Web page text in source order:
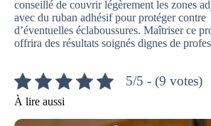
conseillé de couvrir légèrement les zones
avec du ruban adhésif pour protéger contre
d’éventuelles éclaboussures. Maîtriser ce
offrira des résultats soignés dignes de
5/5 - (9 votes)
À lire aussi